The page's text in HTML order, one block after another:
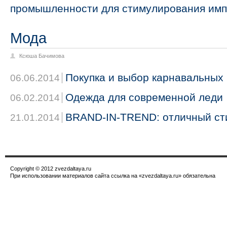
промышленности для стимулирования
Мода
Ксюша Бачимова
06.06.2014 Покупка и выбор
06.02.2014 Одежда для современной леди
21.01.2014 BRAND-IN-TREND: отличный
Copyright © 2012 zvezdaltaya.ru
При использовании материалов сайта ссылка на «zvezdaltaya.ru» обязательна